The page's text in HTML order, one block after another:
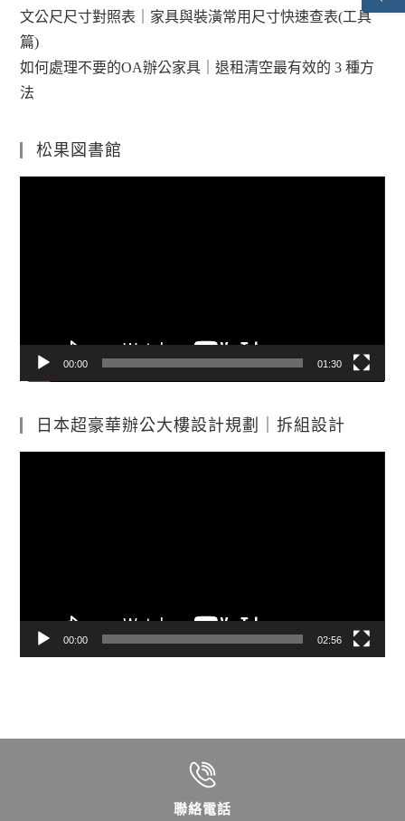
文公尺尺寸對照表｜家具與裝潢常用尺寸快速查表(工具
篇)
如何處理不要的OA辦公家具｜退租清空最有效的 3 種方
法
松果図書館
00:00 01:30
日本超豪華辦公大樓設計規劃｜拆組設計
00:00 02:56
聯絡電話